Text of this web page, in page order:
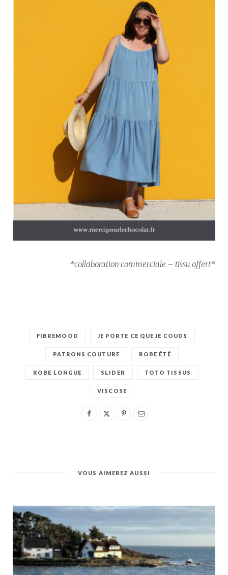
*collaboration commerciale – tissu offert*
FIBREMOOD JE PORTE CE QUE JE COUDS
PATRONS COUTURE ROBE ÉTÉ
ROBE LONGUE SLIDER TOTO TISSUS
VISCOSE
VOUS AIMEREZ AUSSI